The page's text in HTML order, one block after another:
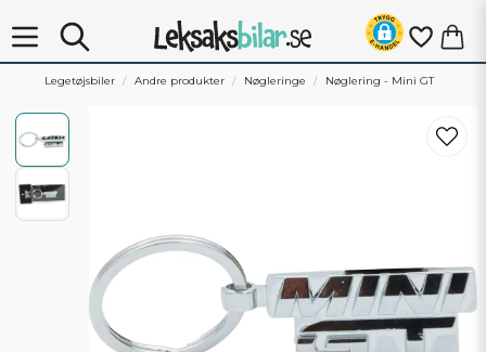
Legetøjsbiler Andre produkter Nøgleringe Nøglering - Mini GT